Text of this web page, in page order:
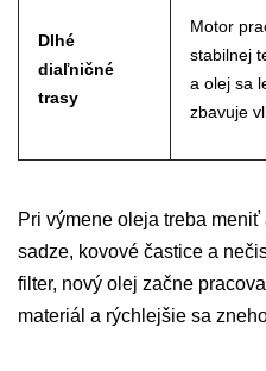
Dlhé
diaľničné
trasy
Motor
stabilnej
a olej sa
zbavuje
Pri výmene oleja treba meniť
sadze, kovové častice a
filter, nový olej začne
materiál a rýchlejšie sa